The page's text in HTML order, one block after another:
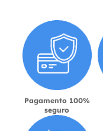
Pagamento 100%
seguro